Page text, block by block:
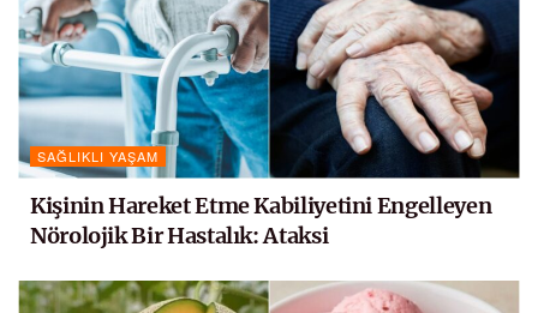
SAĞLIKLI YAŞAM
Kişinin Hareket Etme Kabiliyetini Engelleyen
Nörolojik Bir Hastalık: Ataksi